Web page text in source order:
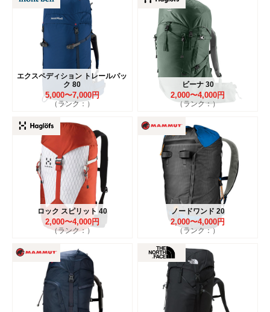
エクスペディション トレールパッ
ク 80
5,000〜7,000円
（ランク：）
ビーナ 30
2,000〜4,000円
（ランク：）
ロック スピリット 40
2,000〜4,000円
（ランク：）
ノードワンド 20
2,000〜4,000円
（ランク：）